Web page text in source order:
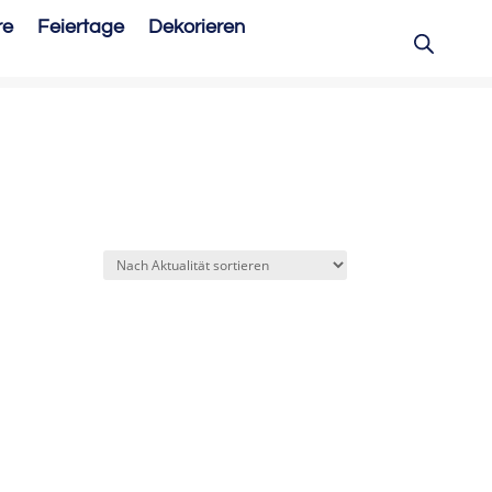
Feiertage Dekorieren